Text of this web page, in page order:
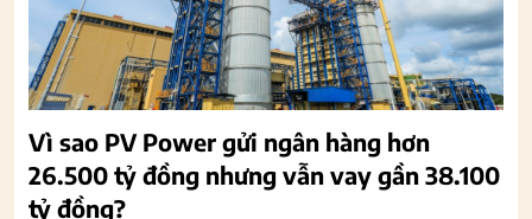
Vì sao PV Power gửi ngân hàng hơn
26.500 tỷ đồng nhưng vẫn vay gần 38.100
tỷ đồng?